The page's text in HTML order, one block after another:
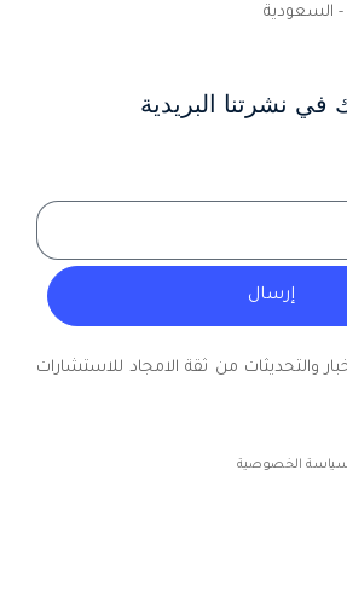
- السعودية
في نشرتنا البريدية
إرسال
والتحديثات من ثقة الامجاد للاستشارات
الخصوصية